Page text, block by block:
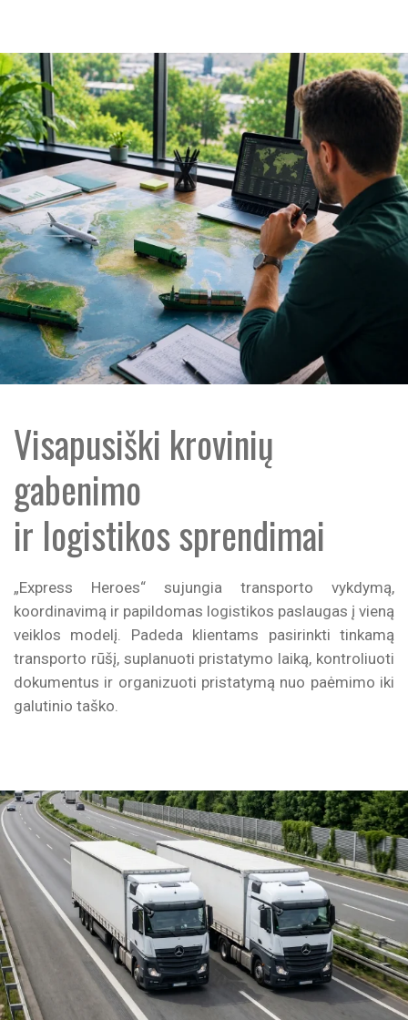
Visapusiški krovinių
gabenimo
ir logistikos sprendimai
„Express Heroes“ sujungia transporto vykdymą,
koordinavimą ir papildomas logistikos paslaugas į vieną
veiklos modelį. Padeda klientams pasirinkti tinkamą
transporto rūšį, suplanuoti pristatymo laiką, kontroliuoti
dokumentus ir organizuoti pristatymą nuo paėmimo iki
galutinio taško.